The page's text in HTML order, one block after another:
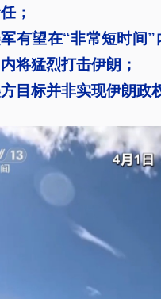
；
有望在“非常短时间
将猛烈打击伊朗；
目标并非实现伊朗政